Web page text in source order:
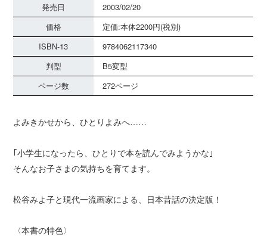
発売日
2003/02/20
価格
定価:本体2200円(税別)
ISBN-13
9784062117340
判型
B5変型
ページ数
272ページ
よみきかせから、ひとりよみへ……
｢小学生になったら、ひとりで本を読んでみようかな｣
そんなお子さまの気持ちを育てます。
松谷みよ子と現代一流画家による、日本昔話の決定版！
〈本書の特色〉